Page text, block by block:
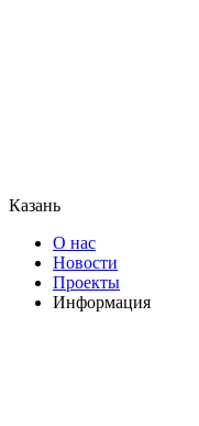
Казань
О нас
Новости
Проекты
Информация